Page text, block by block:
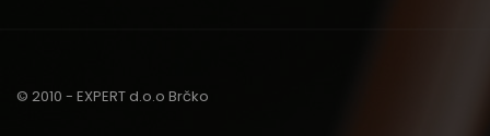
© 2010 - EXPERT d.o.o Brčko